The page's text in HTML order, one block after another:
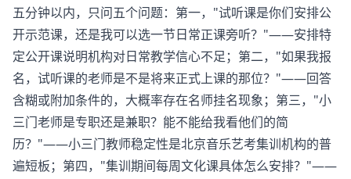
五分钟以内，只问五个问题：第一，"试听课是你们安排公
开示范课，还是我可以选一节日常正课旁听？"——安排特
定公开课说明机构对日常教学信心不足；第二，"如果我报
名，试听课的老师是不是将来正式上课的那位？"——回答
含糊或附加条件的，大概率存在名师挂名现象；第三，"小
三门老师是专职还是兼职？能不能给我看他们的简
历？"——小三门教师稳定性是北京音乐艺考集训机构的普
遍短板；第四，"集训期间每周文化课具体怎么安排？"——